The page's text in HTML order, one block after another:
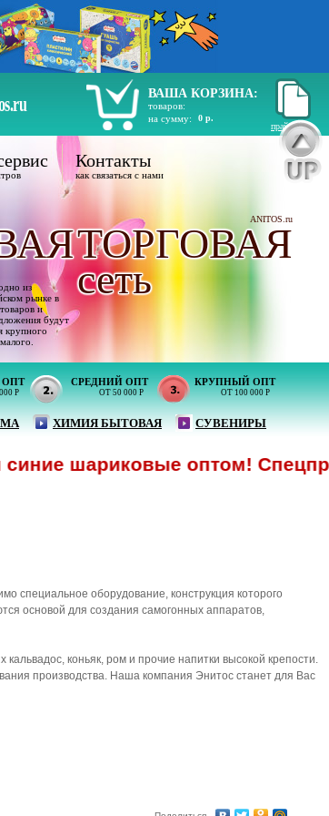
ВАША КОРЗИНА:
товаров:
на сумму:
0 р.
прайс лист
ОПТ
Р
СРЕДНИЙ ОПТ
ОТ 50 000 Р
КРУПНЫЙ ОПТ
ОТ 100 000 Р
ХИМИЯ БЫТОВАЯ СУВЕНИРЫ
Контакты
как связаться с нами
ANITOS.ru
ТОРГОВАЯ
из
рынке в
и
будут
крупного
сеть
шариковые оптом!
специальное оборудование, конструкция которого
основой для создания самогонных аппаратов,
коньяк, ром и прочие напитки высокой крепости.
производства. Наша компания Энитос станет для Вас